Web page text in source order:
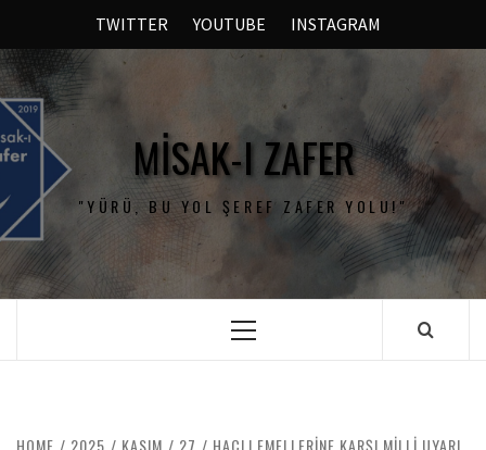
TWITTER YOUTUBE INSTAGRAM
MISAK-I ZAFER
"YÜRÜ, BU YOL ŞEREF ZAFER YOLU!"
HOME 2025 KASIM 27 HAÇLI EMELLERİNE KARŞI MİLLİ UYARI